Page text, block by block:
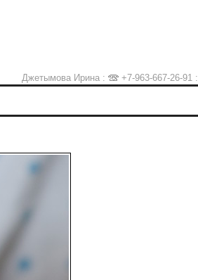
Джетымова Ирина : +7-963-667-26-91 :